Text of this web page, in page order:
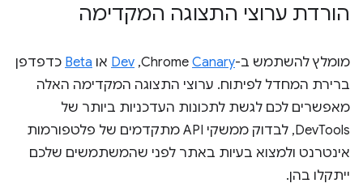
הורדת ערוצי התצוגה המקדימה
מומלץ להשתמש ב-ChromeCanary
,‏
Dev או Beta כדפדפן
ברירת המחדל לפיתוח. ערוצי התצוגה המקדימה האלה
מאפשרים לכם לגשת לתכונות העדכניות ביותר של
DevTools, לבדוק ממשקי API מתקדמים של פלטפורמות
אינטרנט ולמצוא בעיות באתר לפני שהמשתמשים שלכם
ייתקלו בהן.